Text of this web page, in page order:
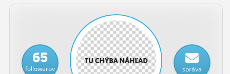
ČINŽIAK
FÓRUM
65
followerov správa